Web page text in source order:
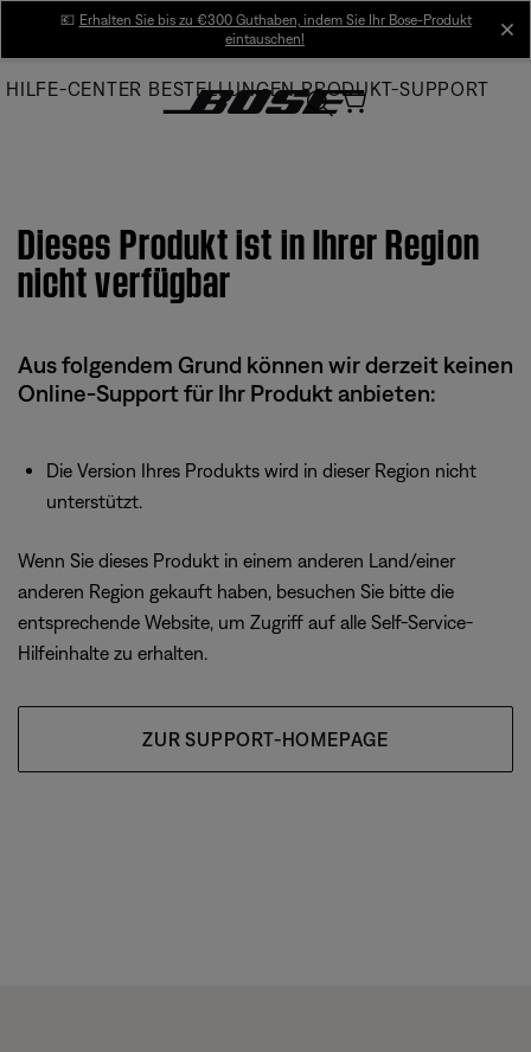
Main
💶 Erhalten Sie bis zu €300 Guthaben, indem Sie Ihr Bose-Produkt
eintauschen!
HILFE-CENTER BESTELLUNGEN PRODUKT-SUPPORT
Dieses Produkt ist in Ihrer Region
nicht verfügbar
Aus folgendem Grund können wir derzeit keinen
Online-Support für Ihr Produkt anbieten:
Die Version Ihres Produkts wird in dieser Region nicht
unterstützt.
Wenn Sie dieses Produkt in einem anderen Land/einer
anderen Region gekauft haben, besuchen Sie bitte die
entsprechende Website, um Zugriff auf alle Self-Service-
Hilfeinhalte zu erhalten.
ZUR SUPPORT-HOMEPAGE